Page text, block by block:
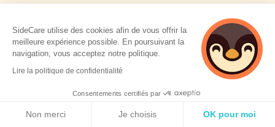
Nous contacter
Notre équipe
Témoignages
Travailler chez SideCare
CGU & RGPD
Cookies
SideCare utilise des cookies afin de vous offrir la
meilleure expérience possible. En poursuivant la
navigation, vous acceptez notre politique.
Lire la politique de confidentialité
Consentements certifiés par
Non merci Je choisis OK pour moi
2 personnes
consultent
actuellement cette